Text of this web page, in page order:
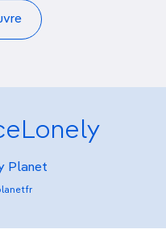
Planet